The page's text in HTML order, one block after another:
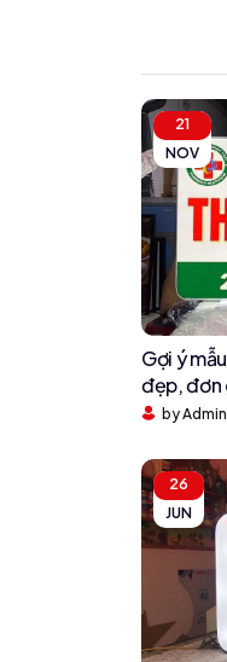
Gợi ý
đẹp, đơn
by Admin
21
NOV
26
JUN